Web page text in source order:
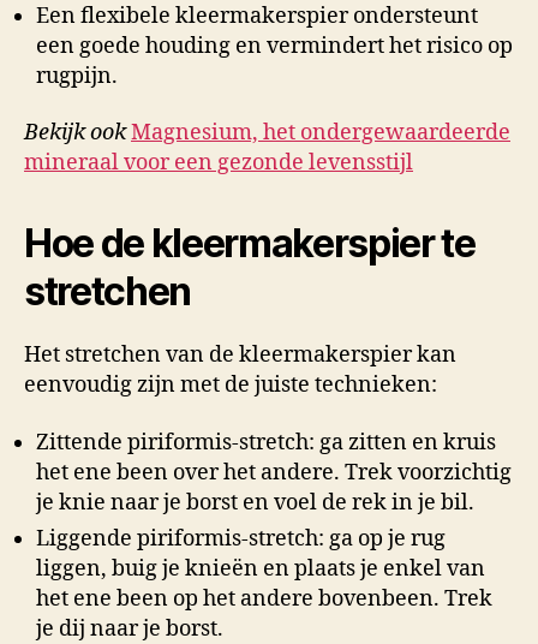
Een flexibele kleermakerspier ondersteunt
een goede houding en vermindert het risico op
rugpijn.
Bekijk ookMagnesium, het ondergewaardeerde
mineraal voor een gezonde levensstijl
Hoe de kleermakerspier te
stretchen
Het stretchen van de kleermakerspier kan
eenvoudig zijn met de juiste technieken:
Zittende piriformis-stretch: ga zitten en kruis
het ene been over het andere. Trek voorzichtig
je knie naar je borst en voel de rek in je bil.
Liggende piriformis-stretch: ga op je rug
liggen, buig je knieën en plaats je enkel van
het ene been op het andere bovenbeen. Trek
je dij naar je borst.